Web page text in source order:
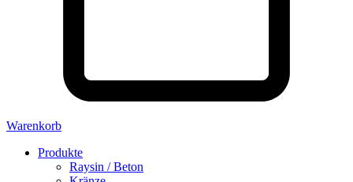
Warenkorb
Produkte
Raysin / Beton